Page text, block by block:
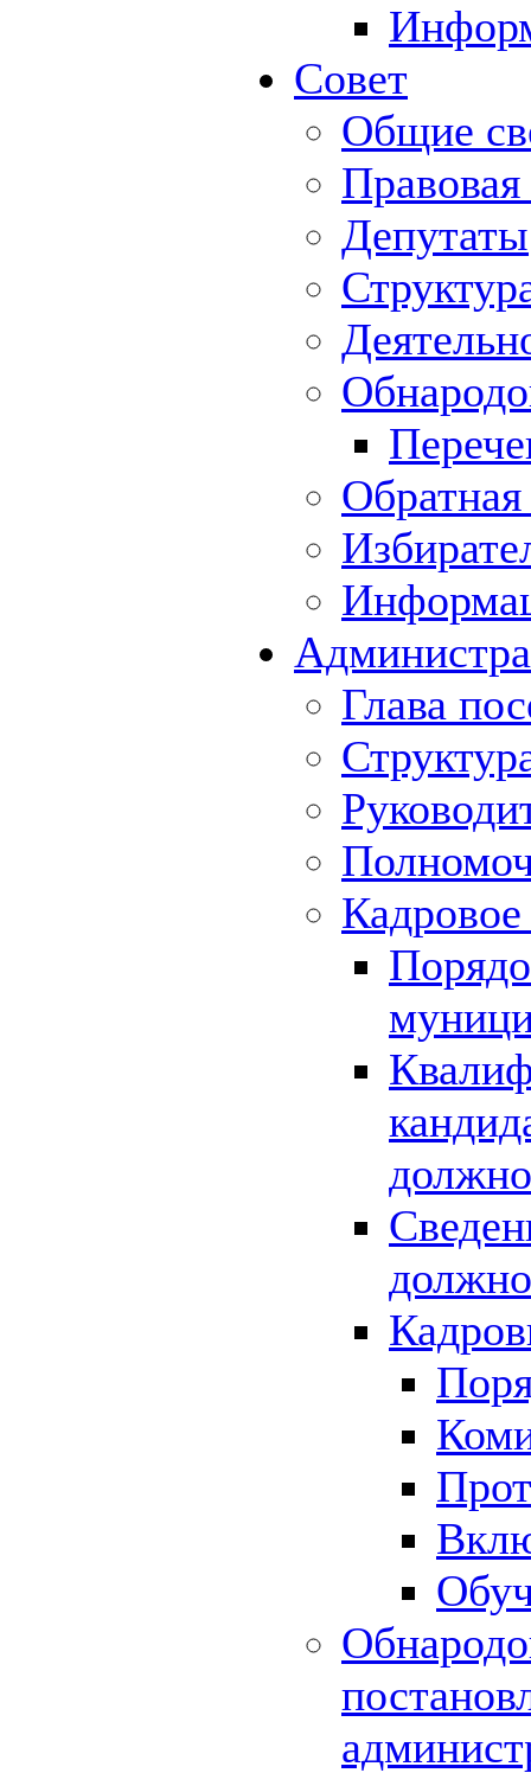
Совет
Общие
Правовая
Депутаты
Обратная
Глава